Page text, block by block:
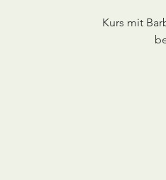
Kurs mit